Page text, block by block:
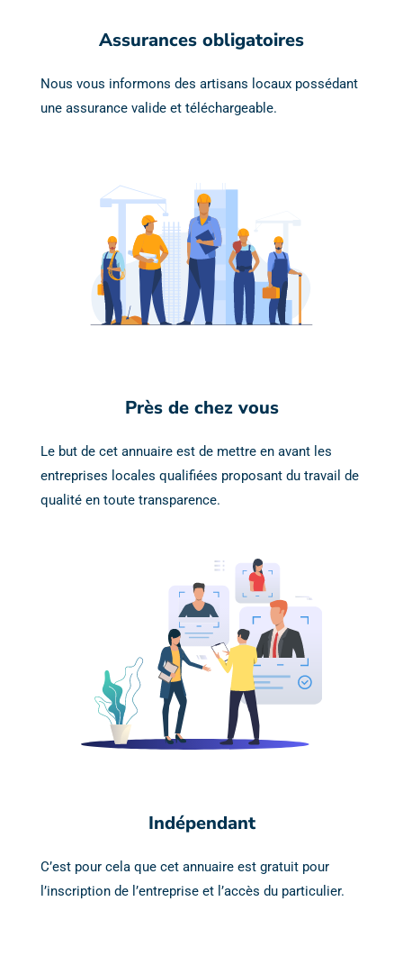
Assurances obligatoires
Nous vous informons des artisans locaux possédant
une assurance valide et téléchargeable.
Près de chez vous
Le but de cet annuaire est de mettre en avant les
entreprises locales qualifiées proposant du travail de
qualité en toute transparence.
Indépendant
C’est pour cela que cet annuaire est gratuit pour
l’inscription de l’entreprise et l’accès du particulier.